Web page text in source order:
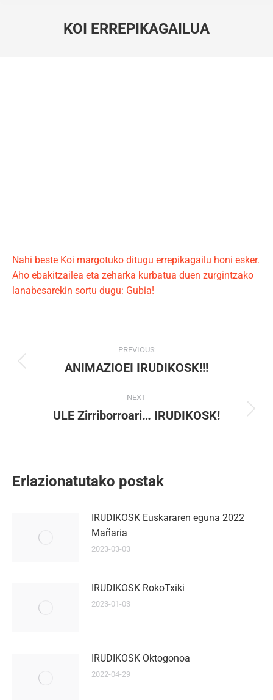
KOI ERREPIKAGAILUA
Nahi beste Koi margotuko ditugu errepikagailu honi esker.
Aho ebakitzailea eta zeharka kurbatua duen zurgintzako
lanabesarekin sortu dugu: Gubia!
navigation
PREVIOUS
Previous
ANIMAZIOEI IRUDIKOSK!!!
NEXT
Next
ULE Zirriborroari… IRUDIKOSK!
Erlazionatutako postak
IRUDIKOSK Euskararen eguna 2022
Mañaria
2023-03-03
IRUDIKOSK RokoTxiki
2023-01-03
IRUDIKOSK Oktogonoa
2022-04-29